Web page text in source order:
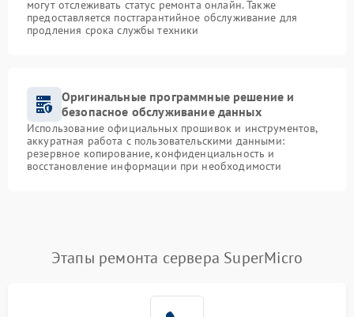
могут отслеживать статус ремонта онлайн. Также
предоставляется постгарантийное обслуживание для
продления срока службы техники
Оригинальные программные решение и
безопасное обслуживание данных
Использование официальных прошивок и инструментов,
аккуратная работа с пользовательскими данными:
резервное копирование, конфиденциальность и
восстановление информации при необходимости
Этапы ремонта сервера SuperMicro